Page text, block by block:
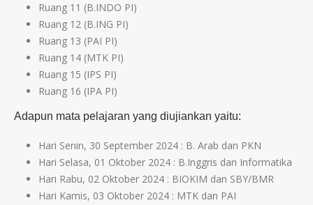
Ruang 11 (B.INDO PI)
Ruang 12 (B.ING PI)
Ruang 13 (PAI PI)
Ruang 14 (MTK PI)
Ruang 15 (IPS PI)
Ruang 16 (IPA PI)
Adapun mata pelajaran yang diujiankan yaitu:
Hari Senin, 30 September 2024 : B. Arab dan PKN
Hari Selasa, 01 Oktober 2024 : B.Inggris dan Informatika
Hari Rabu, 02 Oktober 2024 : BIOKIM dan SBY/BMR
Hari Kamis, 03 Oktober 2024 : MTK dan PAI